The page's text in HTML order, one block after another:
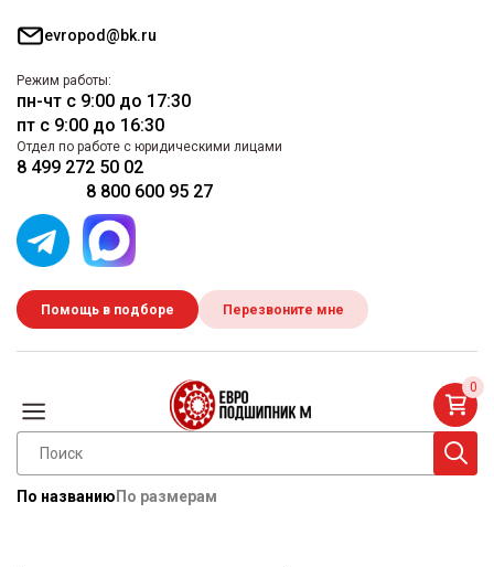
evropod@bk.ru
Режим работы:
пн-чт с 9:00 до 17:30
пт с 9:00 до 16:30
Отдел по работе с юридическими лицами
8 499 272 50 02
8 800 600 95 27
Помощь в подборе Перезвоните мне
По названию По размерам
0